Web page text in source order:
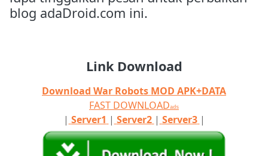
blog adaDroid.com ini.
Link Download
Download War Robots MOD APK+DATA
FAST DOWNLOADads
| Server1 | Server2 | Server3 |